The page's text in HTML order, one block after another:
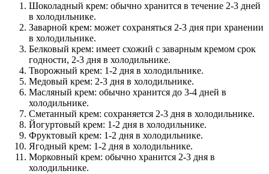
Шоколадный крем: обычно хранится в течение 2-3 дней
в холодильнике.
Заварной крем: может сохраняться 2-3 дня при хранении
в холодильнике.
Белковый крем: имеет схожий с заварным кремом срок
годности, 2-3 дня в холодильнике.
Творожный крем: 1-2 дня в холодильнике.
Медовый крем: 2-3 дня в холодильнике.
Масляный крем: обычно хранится до 3-4 дней в
холодильнике.
Сметанный крем: сохраняется 2-3 дня в холодильнике.
Йогуртовый крем: 1-2 дня в холодильнике.
Фруктовый крем: 1-2 дня в холодильнике.
Ягодный крем: 1-2 дня в холодильнике.
Морковный крем: обычно хранится 2-3 дня в
холодильнике.